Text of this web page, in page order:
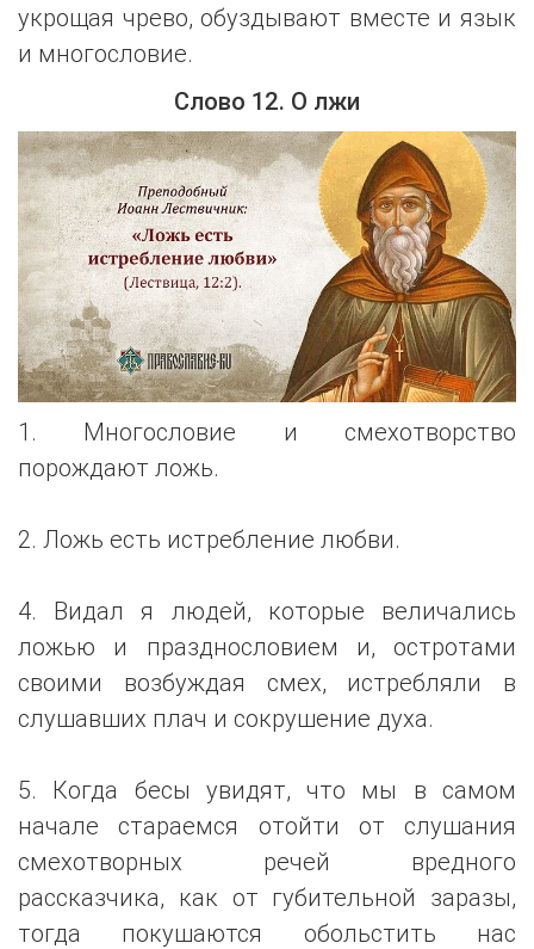
укрощая чрево, обуздывают вместе и язык
и многословие.
Слово 12. О лжи
1. Многословие и смехотворство
порождают ложь.
2. Ложь есть истребление любви.
4. Видал я людей, которые величались
ложью и празднословием и, остротами
своими возбуждая смех, истребляли в
слушавших плач и сокрушение духа.
5. Когда бесы увидят, что мы в самом
начале стараемся отойти от слушания
смехотворных речей вредного
рассказчика, как от губительной заразы,
тогда покушаются обольстить нас